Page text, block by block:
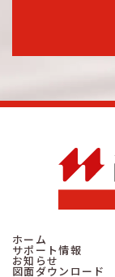
詳細はこちら
詳細はこちら
詳細はこちら
ホーム
サポート情報
お知らせ
図面ダウンロード